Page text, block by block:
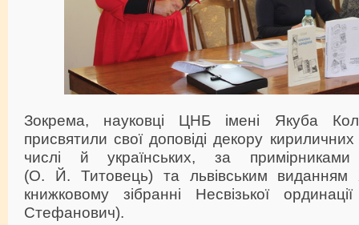
Зокрема, науковці ЦНБ імені Якуба
присвятили свої доповіді декору
числі й українських, за
(О. Й. Титовець) та львівським виданням
книжковому зібранні Несвізької
Стефанович).